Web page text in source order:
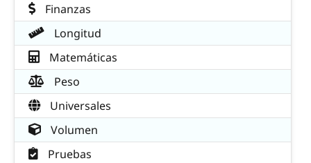
Finanzas
Longitud
Matemáticas
Peso
Universales
Volumen
Pruebas